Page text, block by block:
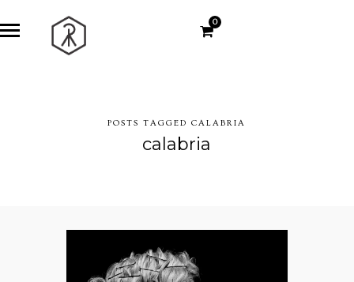
0
POSTS TAGGED CALABRIA
calabria